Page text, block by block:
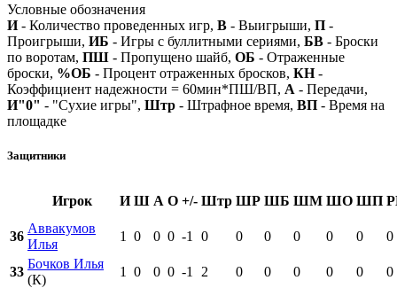
Условные обозначения
И- Количество проведенных игр, В - Выигрыши, П -
Проигрыши, ИБ - Игры с буллитными сериями, БВ - Броски
по воротам, ПШ - Пропущено шайб, ОБ - Отраженные
броски, %ОБ - Процент отраженных бросков, КН-
Коэффициент надежности = 60мин*ПШ/ВП, А - Передачи,
И"0" - "Сухие игры", Штр - Штрафное время, ВП - Время на
площадке
Защитники
Игрок И Ш А О +/- Штр ШР ШБ ШМ ШО ШП
36
Аввакумов
Илья
1 0 0 0 -1 0 0 0 0 0 0 0
33
Бочков Илья
(К)
1 0 0 0 -1 2 0 0 0 0 0 0